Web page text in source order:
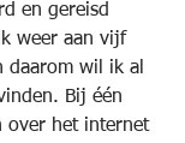
en gereisd
weer aan vijf
daarom wil ik al
Bij één
over het internet